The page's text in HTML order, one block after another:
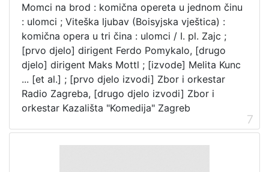
Momci na brod : komična opereta u jednom činu
: ulomci ; Viteška ljubav (Boisyjska vještica) :
komična opera u tri čina : ulomci / I. pl. Zajc ;
[prvo djelo] dirigent Ferdo Pomykalo, [drugo
djelo] dirigent Maks Mottl ; [izvode] Melita Kunc
... [et al.] ; [prvo djelo izvodi] Zbor i orkestar
Radio Zagreba, [drugo djelo izvodi] Zbor i
orkestar Kazališta "Komedija" Zagreb
7